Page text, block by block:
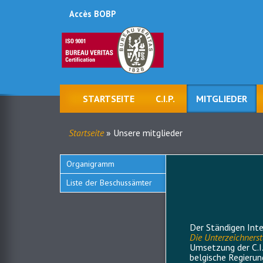
Menu
du
compte
de
l'utilisateur
Accès BOBP
Navigation
principale
STARTSEITE C.I.P. MITGLIEDER
Breadcrumb
Startseite Unsere mitglieder
Menu
Nos
Organigramm
Liste der Beschussämter
Der Ständigen
Die
Umsetzung der
belgische